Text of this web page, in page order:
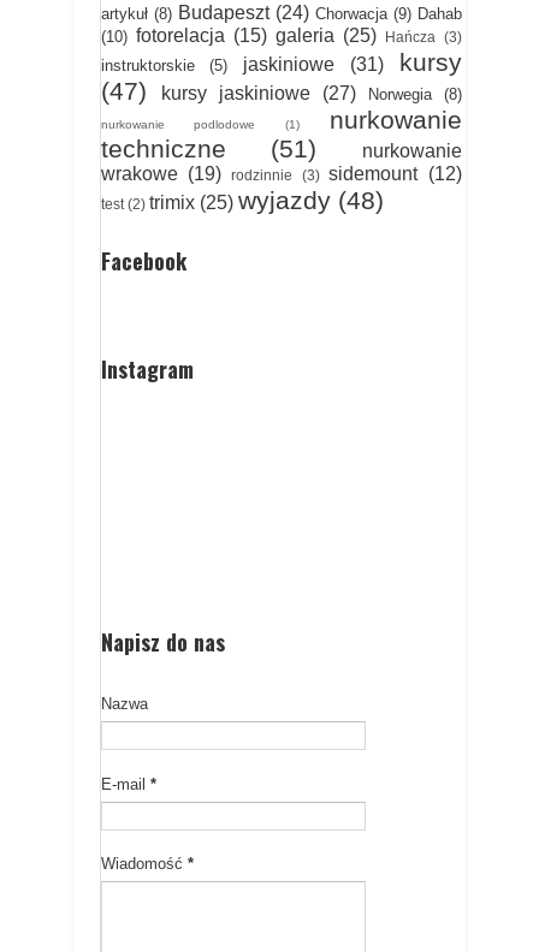
artykuł (8) Budapeszt (24) Chorwacja (9) Dahab
(10) fotorelacja (15) galeria (25) Hańcza (3)
instruktorskie (5) jaskiniowe (31)
kursy
(47)
kursy jaskiniowe (27) Norwegia (8)
nurkowanie podlodowe (1)
nurkowanie
techniczne
(51)
nurkowanie
wrakowe (19) rodzinnie (3) sidemount (12)
test (2) trimix (25) wyjazdy (48)
Facebook
Instagram
Napisz do nas
Nazwa
E-mail *
Wiadomość *